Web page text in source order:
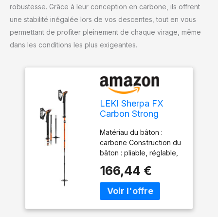
robustesse. Grâce à leur conception en carbone, ils offrent
une stabilité inégalée lors de vos descentes, tout en vous
permettant de profiter pleinement de chaque virage, même
dans les conditions les plus exigeantes.
LEKI Sherpa FX
Carbon Strong
Orange Denim 120-
140 cm
Matériau du bâton :
carbone Construction du
bâton : pliable, réglable,
Activité spécifique : Ski
de randonnée Poids par
paire : 317 g
166,44 €